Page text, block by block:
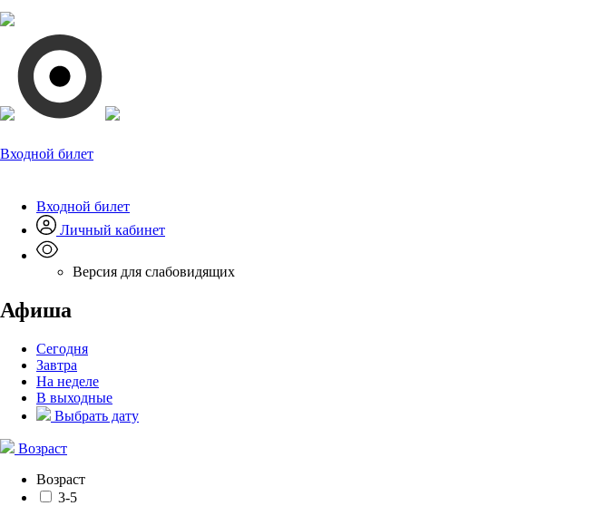
Входной билет
Входной билет
Личный кабинет
Версия для слабовидящих
Афиша
Сегодня
Завтра
На неделе
В выходные
Выбрать дату
Возраст
Возраст
3-5